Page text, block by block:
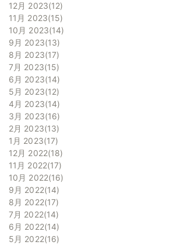
12月 2023 12
11月 2023 15
10月 2023 14
9月 2023 13
8月 2023 17
7月 2023 15
6月 2023 14
5月 2023 12
4月 2023 14
3月 2023 16
2月 2023 13
1月 2023 17
12月 2022 18
11月 2022 17
10月 2022 16
9月 2022 14
8月 2022 17
7月 2022 14
6月 2022 14
5月 2022 16